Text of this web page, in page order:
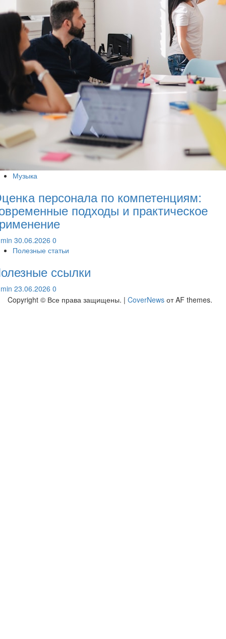
Музыка
персонала по компетенциям:
подходы и практическое
30.06.2026 0
Полезные статьи
ссылки
23.06.2026 0
Copyright © Все права защищены. | CoverNews от AF themes.